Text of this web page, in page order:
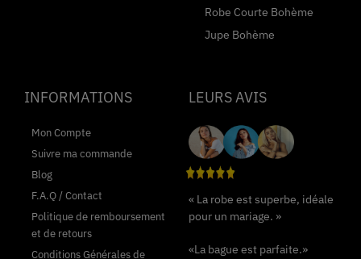
Robe Courte Bohème
Jupe Bohème
INFORMATIONS
Mon Compte
Suivre ma commande
Blog
F.A.Q / Contact
Politique de remboursement
et de retours
Conditions Générales de
LEURS AVIS
« La robe est superbe, idéale
pour un mariage. »
«La bague est parfaite.»